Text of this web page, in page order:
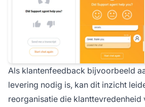
Als klantenfeedback bijvoorbeeld
levering nodig is, kan dit inzicht
reorganisatie die klanttevredenheid